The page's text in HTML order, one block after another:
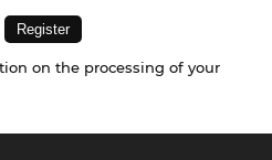
on the processing of your